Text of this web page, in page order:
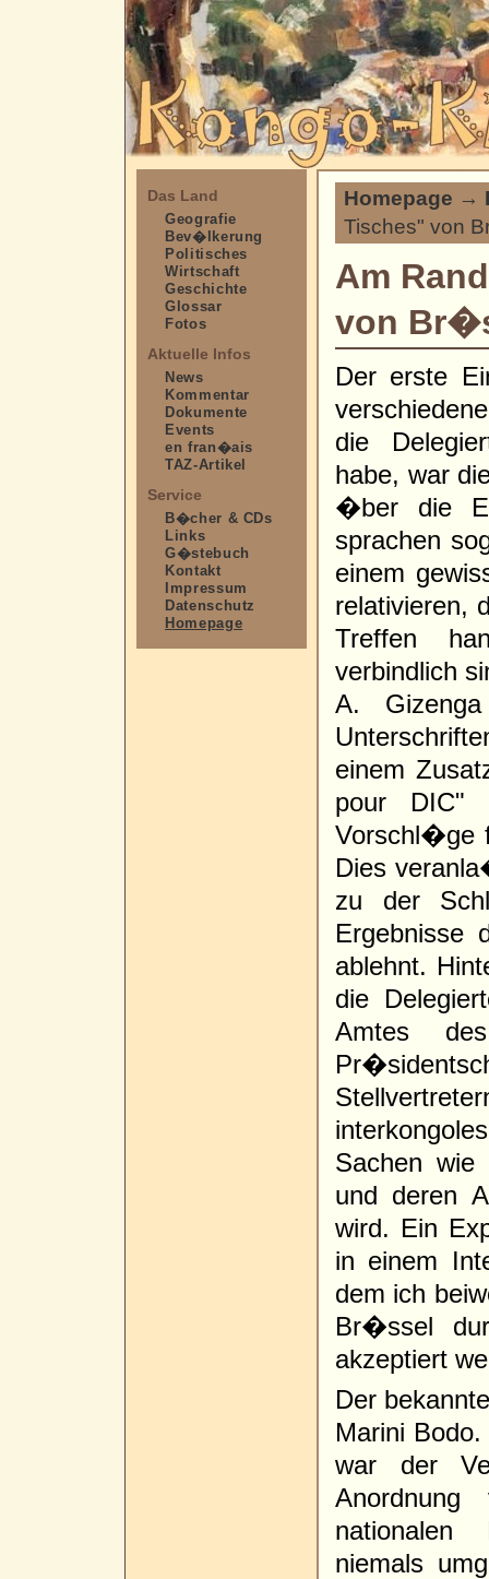
Das Land
Geografie
Bev�lkerung
Politisches
Wirtschaft
Geschichte
Glossar
Fotos
Aktuelle Infos
News
Kommentar
Dokumente
Events
en fran�ais
TAZ-Artikel
Service
B�cher & CDs
Links
G�stebuch
Kontakt
Impressum
Datenschutz
Homepage
Homepage →
Tisches" von
Am
von
Der erste
die
habe, war
�ber die
sprachen
einem
relativieren,
Treffen
verbindlich
A.
einem
pour DIC"
Vorschl�ge
Dies
zu der
Ergebnisse
ablehnt.
die
Amtes
Sachen wie
und deren
wird. Ein
in einem
dem ich
Br�ssel
akzeptiert
Der
Marini
war der
nationalen
niemals